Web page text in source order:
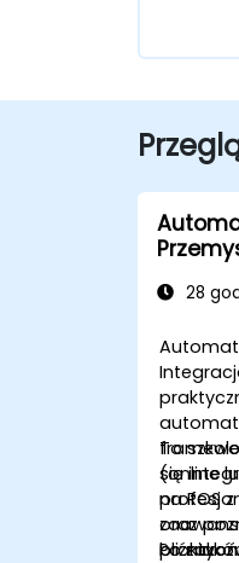
28
się
na ROS
oraz
To
(online
Po